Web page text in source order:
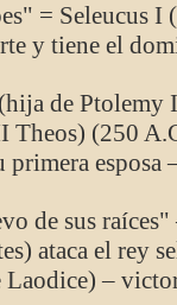
= Seleucus
y tiene el
II) se
Theos) (250
primera
– un
ataca el rey
–